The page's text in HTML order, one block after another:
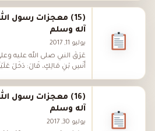
(15) معجزات رسول
آله وسلم
يوليو 11, 2017
عَرَقُ النبي صلى الله عليه
أَنَسِ بْنِ مَالِكٍ، قَالَ: دَخَلَ
(16) معجزات رسول
آله وسلم
يوليو 30, 2017